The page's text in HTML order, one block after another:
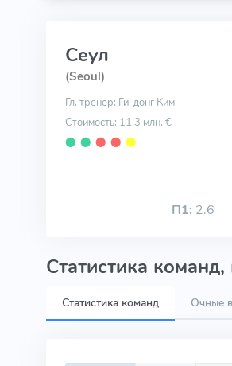
Сеул
(Seoul)
Гл. тренер: Ги-донг Ким
Стоимость: 11.3 млн. €
⬤ ⬤ ⬤ ⬤ ⬤
П1: 2.6
Статистика
Статистика команд Очные